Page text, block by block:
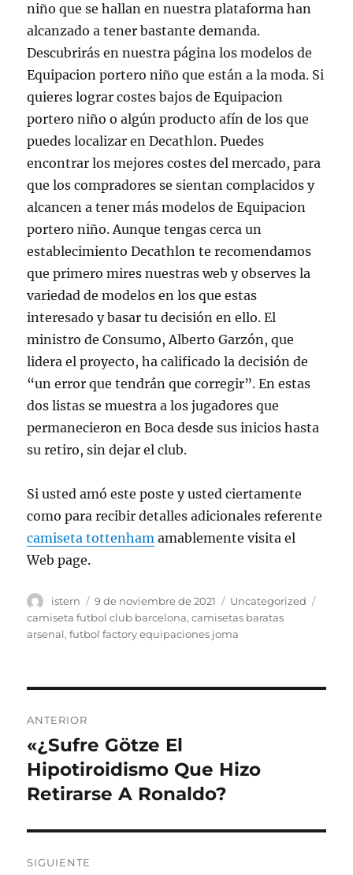
niño que se hallan en nuestra plataforma han
alcanzado a tener bastante demanda.
Descubrirás en nuestra página los modelos de
Equipacion portero niño que están a la moda. Si
quieres lograr costes bajos de Equipacion
portero niño o algún producto afín de los que
puedes localizar en Decathlon. Puedes
encontrar los mejores costes del mercado, para
que los compradores se sientan complacidos y
alcancen a tener más modelos de Equipacion
portero niño. Aunque tengas cerca un
establecimiento Decathlon te recomendamos
que primero mires nuestras web y observes la
variedad de modelos en los que estas
interesado y basar tu decisión en ello. El
ministro de Consumo, Alberto Garzón, que
lidera el proyecto, ha calificado la decisión de
“un error que tendrán que corregir”. En estas
dos listas se muestra a los jugadores que
permanecieron en Boca desde sus inicios hasta
su retiro, sin dejar el club.
Si usted amó este poste y usted ciertamente
como para recibir detalles adicionales referente
camiseta tottenham amablemente visita el
Web page.
Autor
istern
Publicado
el
9 de noviembre de 2021 Categorías
Uncategorized
camiseta futbol club barcelona,camisetas baratas
arsenal,futbol factory equipaciones joma
de
entradas
ANTERIOR
Entrada
anterior:
«¿Sufre Götze El
Hipotiroidismo Que Hizo
Retirarse A Ronaldo?
SIGUIENTE